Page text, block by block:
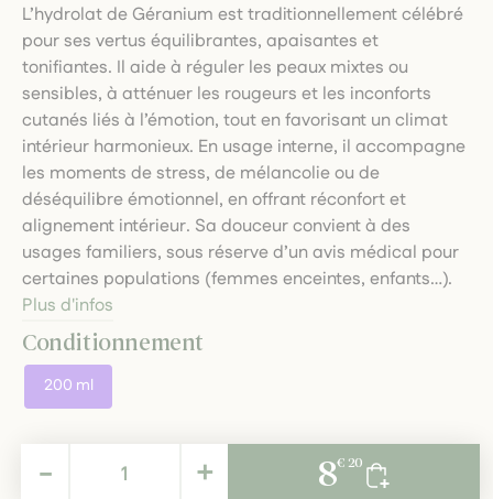
L’hydrolat de Géranium est traditionnellement célébré
pour ses vertus équilibrantes, apaisantes et
tonifiantes. Il aide à réguler les peaux mixtes ou
sensibles, à atténuer les rougeurs et les inconforts
cutanés liés à l’émotion, tout en favorisant un climat
intérieur harmonieux. En usage interne, il accompagne
les moments de stress, de mélancolie ou de
déséquilibre émotionnel, en offrant réconfort et
alignement intérieur. Sa douceur convient à des
usages familiers, sous réserve d’un avis médical pour
certaines populations (femmes enceintes, enfants…).
Plus d'infos
Conditionnement
200 ml
8,20 € +
- 8€ 20